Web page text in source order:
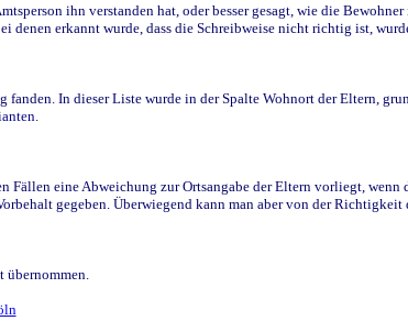
ihn verstanden hat, oder besser gesagt, wie die Bewohner
erkannt wurde, dass die Schreibweise nicht richtig ist,
In dieser Liste wurde in der Spalte Wohnort der Eltern,
eine Abweichung zur Ortsangabe der Eltern vorliegt, wenn
gegeben. Überwiegend kann man aber von der Richtigkeit